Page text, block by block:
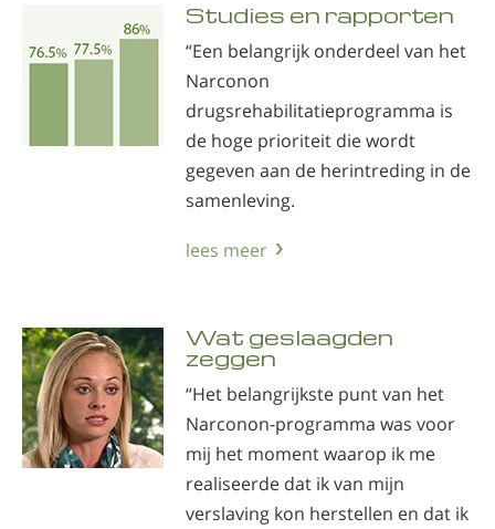
Studies en rapporten
“Een belangrijk onderdeel van het
Narconon
drugsrehabilitatieprogramma is
de hoge prioriteit die wordt
gegeven aan de herintreding in de
samenleving.
lees meer
Wat geslaagden
zeggen
“Het belangrijkste punt van het
Narconon-programma was voor
mij het moment waarop ik me
realiseerde dat ik van mijn
verslaving kon herstellen en dat ik